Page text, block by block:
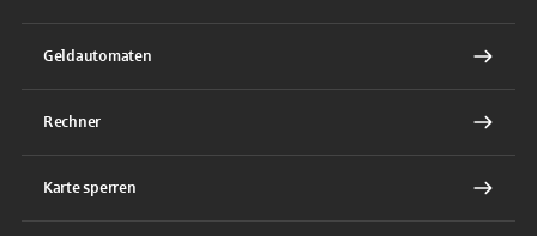
Geldautomaten
Rechner
Karte sperren